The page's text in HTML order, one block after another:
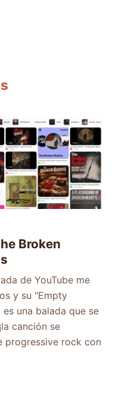
Broken
de YouTube me
y su "Empty
una balada que se
canción se
progressive rock con